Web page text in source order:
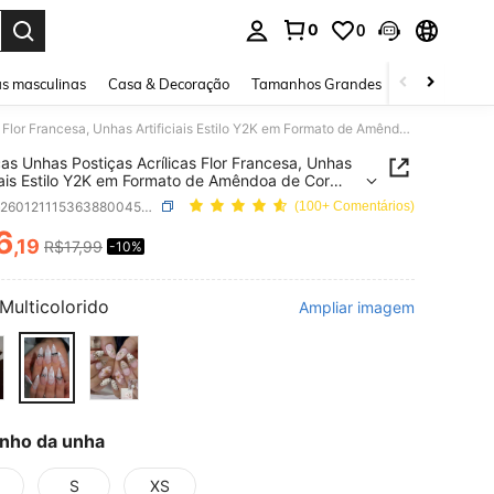
0 0
masculinas Casa & Decoração Tamanhos Grandes Joias e
10 Peças Unhas Postiças Acrílicas Flor Francesa, Unhas Artificiais Estilo Y2K em Formato de Amêndoa de Cor Metálica de Comprimento Médio, Conjunto 3D com Decorações de Laço/Contas Brancas, Adequado para Salões de Beleza, Meninas e Mulheres para Uso Diário, Festivais, Festas, Presentes
Unhas Postiças Acrílicas Flor Francesa, Unhas
Estilo Y2K em Formato de Amêndoa de Cor
de Comprimento Médio, Conjunto 3D com
de Laço/Contas Brancas, Adequado para
de Beleza, Meninas e Mulheres para Uso Diário,
Festas, Presentes
SKU: sb260121115363880045592 (100+ Comentários)
AND AVAILABILITY
,19 R$17,99 -10%
Multicolorido Ampliar imagem
da unha
S XS